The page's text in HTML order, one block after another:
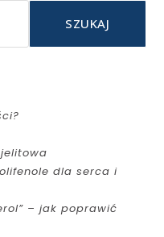
SZUKAJ
dla serca i
– jak poprawić